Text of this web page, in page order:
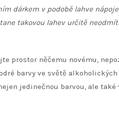
dárkem v podobě lahve
takovou lahev určitě
prostor něčemu novému,
barvy ve světě alkoholických
jedinečnou barvou, ale